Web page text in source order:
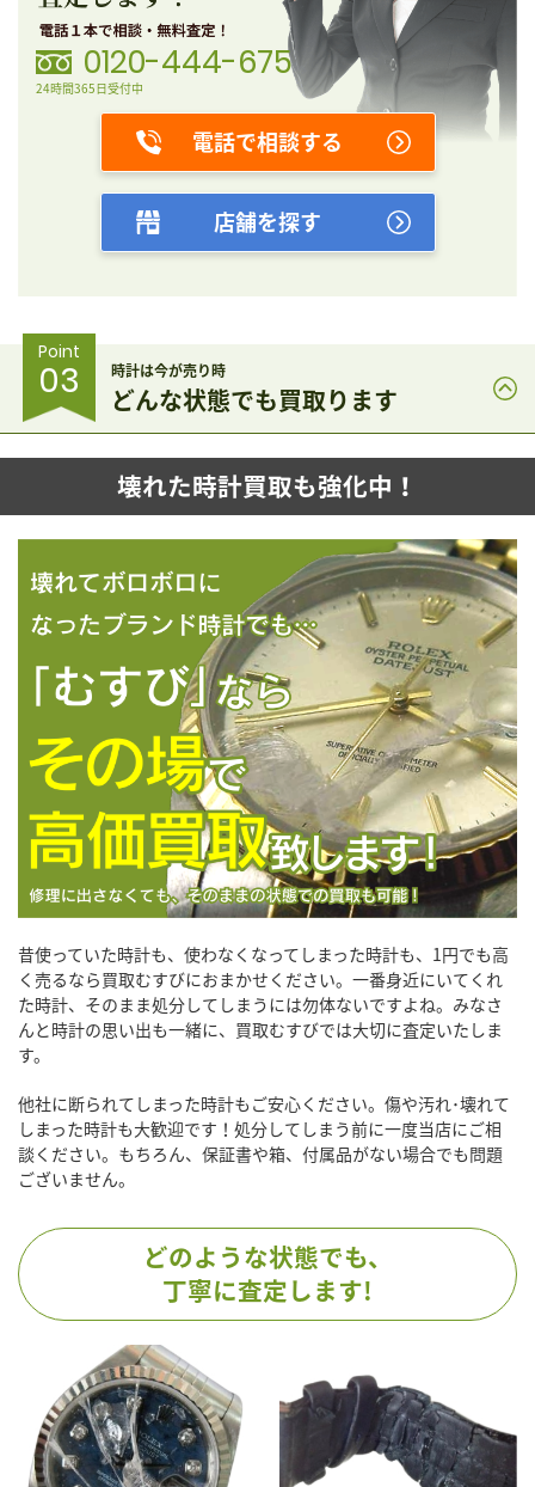
0120-444-675
24時間365日受付中
電話で相談する
店舗を探す
Point
03 時計は今が売り時
どんな状態でも買取ります
壊れた時計買取も強化中！
昔使っていた時計も、使わなくなってしまった時計も、1円でも高
く売るなら買取むすびにおまかせください。一番身近にいてくれ
た時計、そのまま処分してしまうには勿体ないですよね。みなさ
んと時計の思い出も一緒に、買取むすびでは大切に査定いたしま
す。
他社に断られてしまった時計もご安心ください。傷や汚れ･壊れて
しまった時計も大歓迎です！処分してしまう前に一度当店にご相
談ください。もちろん、保証書や箱、付属品がない場合でも問題
ございません。
どのような状態でも、
丁寧に査定します!